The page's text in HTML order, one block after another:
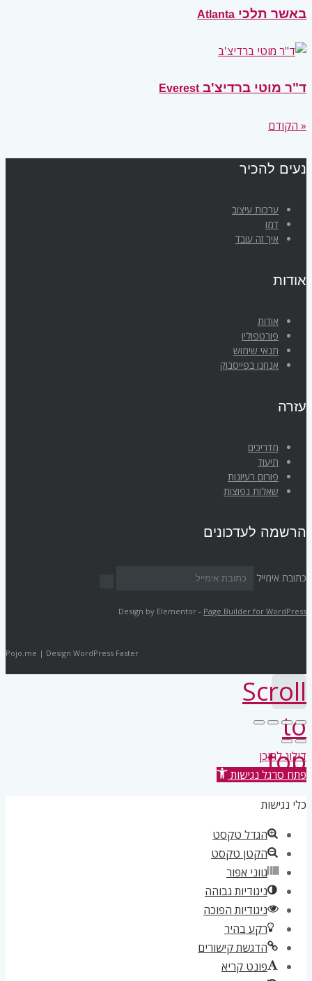
באשר תלכי Atlanta
ד"ר מוטי ברדיצ'בEverest
« הקודם
נעים להכיר
ערכות עיצוב
דמו
איך זה עובד
אודות
אודות
פורטפוליו
תנאי שימוש
אנחנו בפייסבוק
עזרה
מדריכים
תיעוד
פורום רעיונות
שאלות נפוצות
הרשמה לעדכונים
כתובת אימייל
Design by Elementor - Page Builder for WordPress
Pojo.me | Design WordPress Faster
Scroll
to
top
דילוג לתוכן
פתח סרגל נגישות
כלי נגישות
הגדל טקסט
הקטן טקסט
גווני אפור
ניגודיות גבוהה
ניגודיות הפוכה
רקע בהיר
הדגשת קישורים
פונט קריא